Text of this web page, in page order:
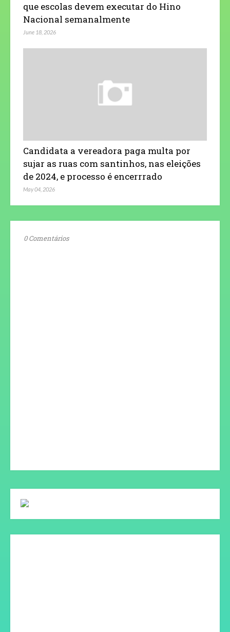
que escolas devem executar do Hino
Nacional semanalmente
June 18, 2026
Candidata a vereadora paga multa por
sujar as ruas com santinhos, nas eleições
de 2024, e processo é encerrrado
May 04, 2026
0 Comentários